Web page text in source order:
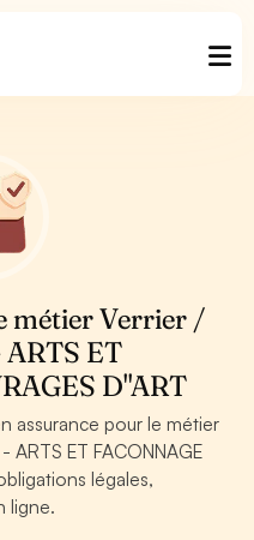
métier Verrier /
ET
D''ART
assurance pour le métier
ARTS ET FACONNAGE
légales,
ligne.